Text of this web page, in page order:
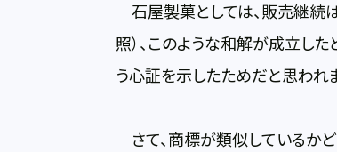
石屋製菓としては、販売継続
照）、このような和解が成立し
う心証を示したためだと思われ
さて、商標が類似しているかど